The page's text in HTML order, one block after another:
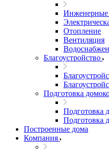
Инженерные
Отопление
Вентиляция
Благоустройство
Подготовка
Подготовка
Подготовка
Построенные дома
Компания